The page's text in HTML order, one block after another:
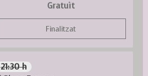
Gratuït
Finalitzat
21:30 h